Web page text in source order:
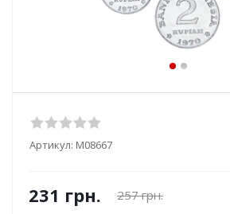
Артикул: М08667
231 грн. 257грн.